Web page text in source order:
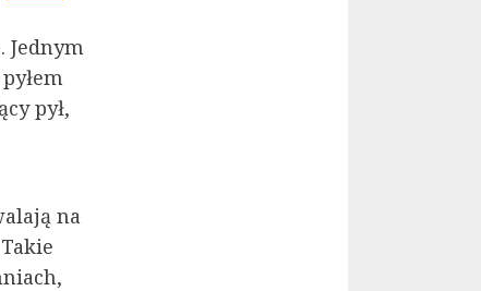
Jednym
pył,
na